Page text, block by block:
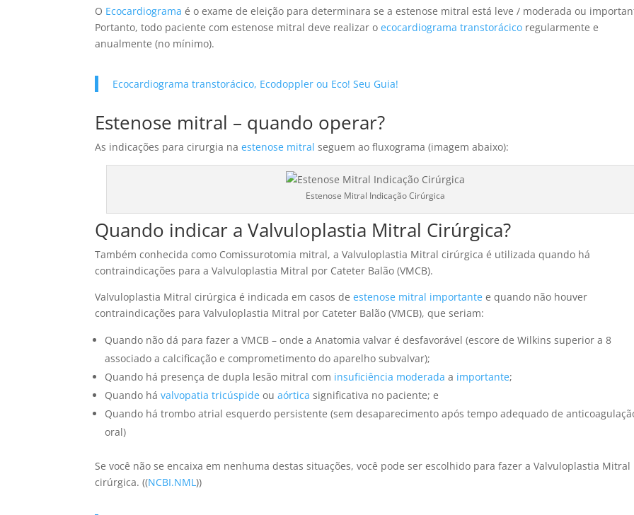
O Ecocardiograma é o exame de eleição para determinara se a estenose mitral está leve / moderada ou
Portanto, todo paciente com estenose mitral deve realizar oecocardiograma transtorácico regularmente e
anualmente (no mínimo).
Ecocardiograma transtorácico, Ecodoppler ou Eco! Seu Guia!
Estenose mitral – quando operar?
As indicações para cirurgia naestenose mitral seguem ao fluxograma (imagem abaixo):
Estenose Mitral Indicação Cirúrgica
Quando indicar a Valvuloplastia Mitral Cirúrgica?
Também conhecida como Comissurotomia mitral, a Valvuloplastia Mitral cirúrgica é utilizada quando há
contraindicações para a Valvuloplastia Mitral por Cateter Balão (VMCB).
Valvuloplastia Mitral cirúrgica é indicada em casos deestenose mitral importante e quando não houver
contraindicações para Valvuloplastia Mitral por Cateter Balão (VMCB), que seriam:
Quando não dá para fazer a VMCB – onde a Anatomia valvar é desfavorável (escore de Wilkins superior a 8
associado a calcificação e comprometimento do aparelho subvalvar);
Quando há presença de dupla lesão mitral com insuficiência moderada a importante;
Quando hávalvopatia tricúspide ouaórtica significativa no paciente; e
Quando há trombo atrial esquerdo persistente (sem desaparecimento após tempo adequado de
oral)
Se você não se encaixa em nenhuma destas situações, você pode ser escolhido para fazer a Valvuloplastia Mitral
cirúrgica. ((NCBI.NML))